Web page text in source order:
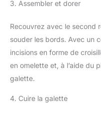
3. Assembler et dorer
Recouvrez avec le second
souder les bords. Avec un
incisions en forme de
en omelette et, à l’aide du
galette.
4. Cuire la galette